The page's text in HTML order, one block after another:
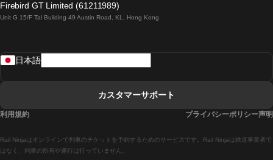
ローマからナポリまでの列車
マドリードからセビリアまでの列車
Firebird GT Limited (61211989)
Unit G 15/F Tal Building 49 Austin Road, KL, Hong Kong
Rail Ninjaはオンラインで列車のチケットを予約するためのサービスです。Rail Ninjaは鉄道事業者で
はなく、列車の所有や運行は行っていません。
日本語
カスタマーサポート
利用規約 プライバシーポリシー声明